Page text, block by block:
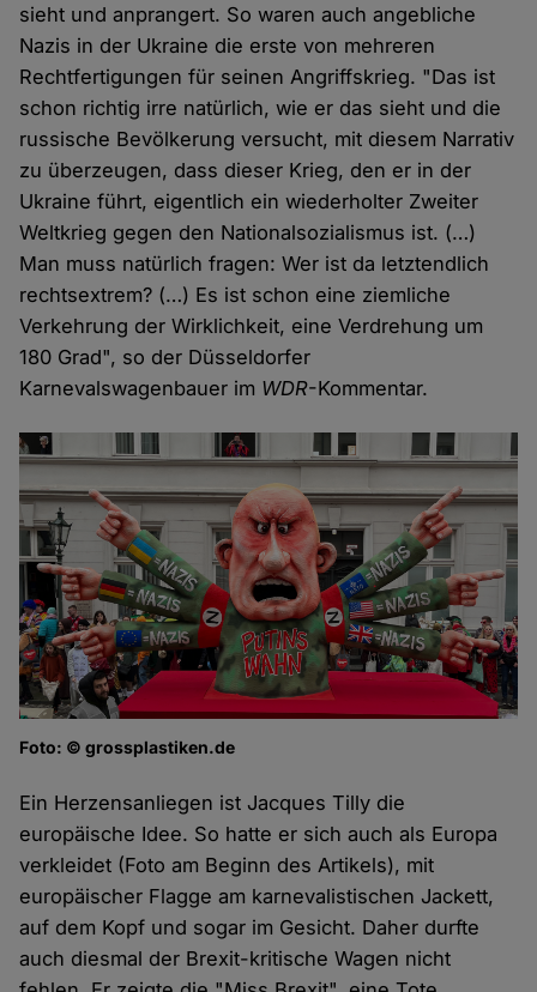
sieht und anprangert. So waren auch angebliche
Nazis in der Ukraine die erste von mehreren
Rechtfertigungen für seinen Angriffskrieg. "Das ist
schon richtig irre natürlich, wie er das sieht und die
russische Bevölkerung versucht, mit diesem Narrativ
zu überzeugen, dass dieser Krieg, den er in der
Ukraine führt, eigentlich ein wiederholter Zweiter
Weltkrieg gegen den Nationalsozialismus ist. (…)
Man muss natürlich fragen: Wer ist da letztendlich
rechtsextrem? (…) Es ist schon eine ziemliche
Verkehrung der Wirklichkeit, eine Verdrehung um
180 Grad", so der Düsseldorfer
Karnevalswagenbauer im WDR-Kommentar.
Foto: © grossplastiken.de
Ein Herzensanliegen ist Jacques Tilly die
europäische Idee. So hatte er sich auch als Europa
verkleidet (Foto am Beginn des Artikels), mit
europäischer Flagge am karnevalistischen Jackett,
auf dem Kopf und sogar im Gesicht. Daher durfte
auch diesmal der Brexit-kritische Wagen nicht